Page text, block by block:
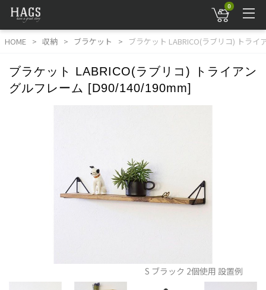
0
HOME 収納 ブラケット ブラケット LABRICO(ラブリコ) トラ
ブラケット LABRICO(ラブリコ) トライアン
グルフレーム [D90/140/190mm]
S ブラック 2個使用 設置例